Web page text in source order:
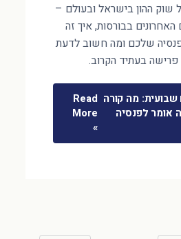
שוק ההון בישראל ובעולם –
בבורסות, איך זה
שלכם ומה חשוב לדעת
בעתיד הקרוב.
שבועית: מה קורה
אומר לפנסיה
Read
More
»